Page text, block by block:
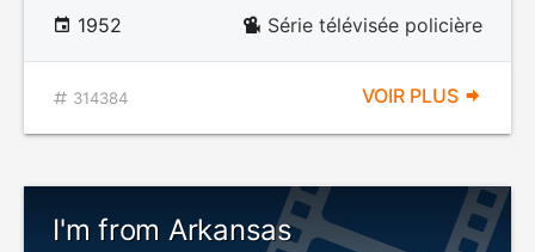
1952 Série télévisée policière
314384 VOIR PLUS
I'm from Arkansas